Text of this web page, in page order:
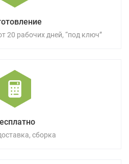
20 рабочих дней, “под ключ”
сборка